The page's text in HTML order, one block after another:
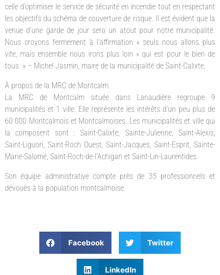
celle d’optimiser le service de sécurité en incendie tout en respectant
les objectifs du schéma de couverture de risque. Il est évident que la
venue d’une garde de jour sera un atout pour notre municipalité.
Nous croyons fermement à l’affirmation « seuls nous allons plus
vite, mais ensemble nous irons plus loin » qui est pour le bien de
tous. » – Michel Jasmin, maire de la municipalité de Saint-Calixte.
À propos de la MRC de Montcalm
La MRC de Montcalm située dans Lanaudière regroupe 9
municipalités et 1 ville. Elle représente les intérêts d’un peu plus de
60 000 Montcalmois et Montcalmoises. Les municipalités et ville qui
la composent sont : Saint-Calixte, Sainte-Julienne, Saint-Alexis,
Saint-Liguori, Saint-Roch Ouest, Saint-Jacques, Saint-Esprit, Sainte-
Marie-Salomé, Saint-Roch-de-l’Achigan et Saint-Lin-Laurentides.
Son équipe administrative compte près de 35 professionnels et
dévoués à la population montcalmoise.
Facebook Twitter
LinkedIn